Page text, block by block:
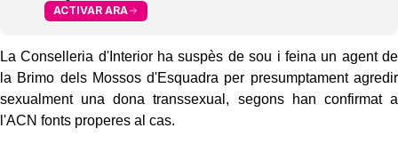
ACTIVAR ARA
La Conselleria d'Interior ha suspès de sou i feina un agent de
la Brimo dels Mossos d'Esquadra per presumptament agredir
sexualment una dona transsexual, segons han confirmat a
l'ACN fonts properes al cas.